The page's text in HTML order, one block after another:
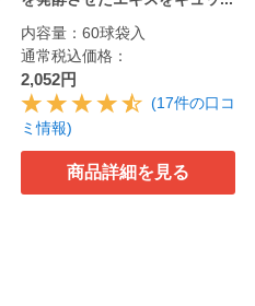
内容量：60球袋入
通常税込価格：
2,052円
(17件の口コ
ミ情報)
商品詳細を見る